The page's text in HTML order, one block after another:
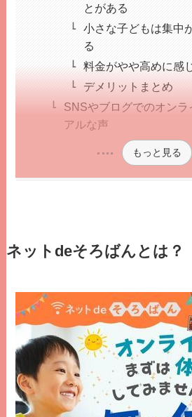
とがある
小さな子どもは集中
る
料金がやや高めに感
デメリットまとめ
SNSやブログでのオンラ
アルな声
もっと見る
ネットdeそろばんとは？